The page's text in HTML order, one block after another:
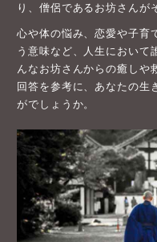
り、僧侶であるお坊さんが
心や体の悩み、恋愛や子育
う意味など、人生において
んなお坊さんからの癒しや
回答を参考に、あなたの生
がでしょうか。